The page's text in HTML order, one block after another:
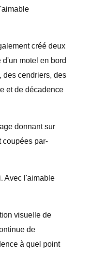
créé deux
motel en bord
des cendriers, des
et de décadence
donnant sur
coupées par-
Avec l'aimable
visuelle de
de
à quel point